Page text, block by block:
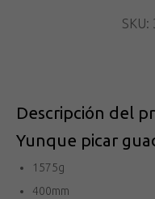
SKU:
Descripción del
Yunque picar
1575g
400mm